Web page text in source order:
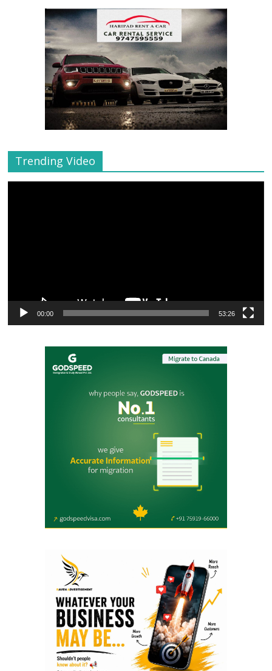
Trending Video
00:00 53:26